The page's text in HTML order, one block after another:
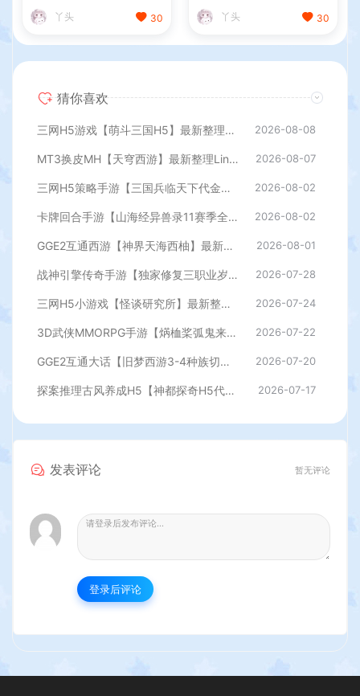
+GM授权后台+简易安卓客户
端+详细搭建教程+视频教程
丫头 30
工具+安卓+详细搭建教程
丫头 30
猜你喜欢
三网H5游戏【萌斗三国H5】最新整理WIN系服务端+GM后台+详细搭建教程 2026-08-08
MT3换皮MH【天穹西游】最新整理Linux手工服务端+安卓苹果双端+GM后台+详细搭建教程+全套源码+视频教程 2026-08-07
三网H5策略手游【三国兵临天下代金券内购七合修复版】最新整理单机一键即玩镜像端+Linux手工服务端+管理后台+GM授权后台+简易安卓客户端+详细搭建教程+视频教程 2026-08-02
卡牌回合手游【山海经异兽录11赛季全人物代金券内购版】最新整理WIN系服务端+授权GM后台+管理后台+热更修改工具+安卓+详细搭建教程 2026-08-02
GGE2互通西游【神界天海西柚】最新整理Win系服务端+安卓苹果PC三端+内置GM工具+全套源码+详细搭建教程 2026-08-01
战神引擎传奇手游【独家修复三职业岁月无限刀-白猪3.0】最新整理Win系特色服务端+安卓苹果双端+GM授权后台+详细搭建教程 2026-07-28
三网H5小游戏【怪谈研究所】最新整理WIN系服务端+Linux手工服务端+详细搭建教程 2026-07-24
3D武侠MMORPG手游【焫桖桨弧鬼来7职业精修代金券内购版】最新整Linux手工服务端+安卓苹果双端+CDK授权后台+详细搭建教程 2026-07-22
GGE2互通大话【旧梦西游3-4种族切换】最新整理Win系服务端+安卓PC互通客户端+内置GM工具+全套源码+详细搭建教程 2026-07-20
探案推理古风养成H5【神都探奇H5代金券内购版】最新整理单机一键即玩镜像端+Linux手工服务端+CDK授权后台+详细搭建教程 2026-07-17
发表评论 暂无评论
登录后评论